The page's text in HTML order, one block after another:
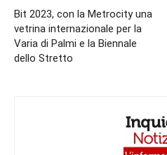
Bit 2023, con la Metrocity una
vetrina internazionale per la
Varia di Palmi e la Biennale
dello Stretto